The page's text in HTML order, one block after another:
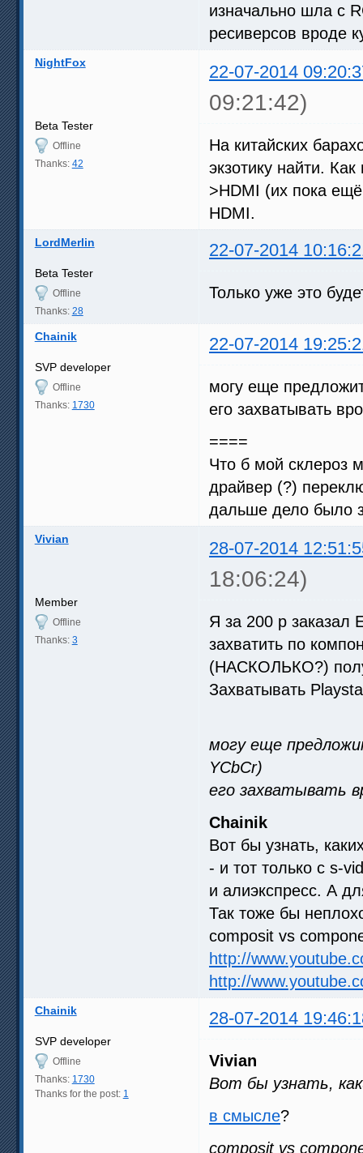
изначально шла с
ресиверсов вроде
NightFox 22-07-2014
09:21:42)
Beta Tester
Offline
Thanks: 42
На китайских
экзотику найти.
>HDMI (их пока ещё
HDMI.
LordMerlin 22-07-2014
Beta Tester
Offline
Thanks: 28
Только уже это
Chainik 22-07-2014
SVP developer
Offline
Thanks: 1730
могу еще
его захватывать
====
Что б мой склероз
драйвер (?)
дальше дело было
Vivian 28-07-2014
18:06:24)
Member
Offline
Thanks: 3
Я за 200 р заказал
захватить по
(НАСКОЛЬКО?)
Захватывать
могу еще
YCbCr)
его захватывать
Chainik
Вот бы узнать,
- и тот только с s-
и алиэкспресс. А
Так тоже бы
composit vs
http://
http://
Chainik 28-07-2014
SVP developer
Offline
Thanks: 1730
Thanks for the post: 1
Vivian
Вот бы узнать,
в смысле?
composit vs